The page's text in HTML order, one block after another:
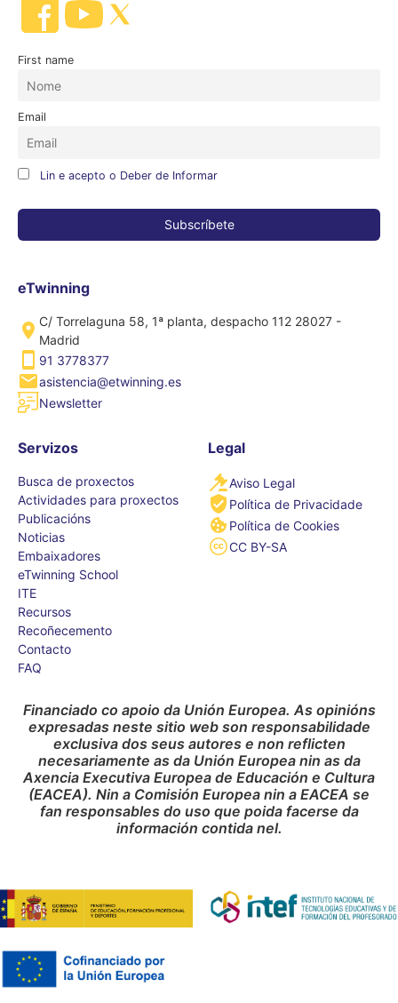
First name
Email
Lin e acepto o Deber de Informar
eTwinning
C/ Torrelaguna 58, 1ª planta, despacho 112 28027 -
Madrid
91 3778377
asistencia@etwinning.es
Newsletter
Servizos
Busca de proxectos
Actividades para proxectos
Publicacións
Noticias
Embaixadores
eTwinning School
ITE
Recursos
Recoñecemento
Contacto
FAQ
Legal
Aviso Legal
Política de Privacidade
Política de Cookies
CC BY-SA
Financiado co apoio da Unión Europea. As opinións
expresadas neste sitio web son responsabilidade
exclusiva dos seus autores e non reflicten
necesariamente as da Unión Europea nin as da
Axencia Executiva Europea de Educación e Cultura
(EACEA). Nin a Comisión Europea nin a EACEA se
fan responsables do uso que poida facerse da
información contida nel.